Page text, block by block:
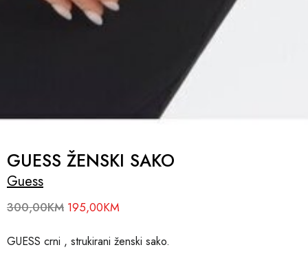
GUESS ŽENSKI SAKO
Guess
300,00KM 195,00KM
GUESS crni , strukirani ženski sako.